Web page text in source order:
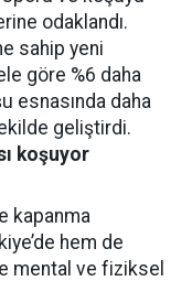
odaklandı.
sahip yeni
göre %6 daha
esnasında daha
geliştirdi.
koşuyor
kapanma
hem de
mental ve fiziksel